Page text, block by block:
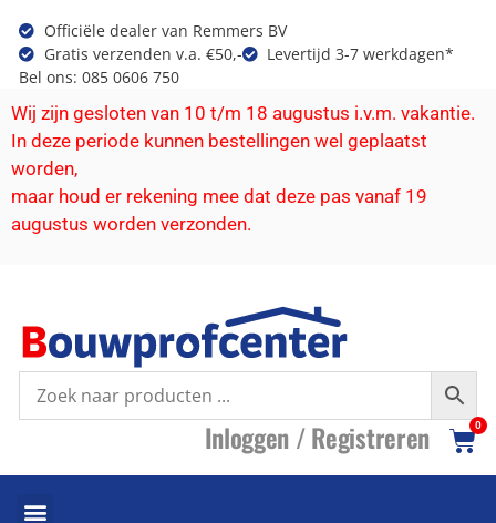
Officiële dealer van Remmers BV
Gratis verzenden v.a. €50,-
Levertijd 3-7 werkdagen*
Bel ons: 085 0606 750
Wij zijn gesloten van 10 t/m 18 augustus i.v.m. vakantie.
In deze periode kunnen bestellingen wel geplaatst
worden,
maar houd er rekening mee dat deze pas vanaf 19
augustus worden verzonden.
Inloggen /Registreren 0